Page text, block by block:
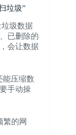
垃圾”
垃圾数据
已删除的
会让数据
能压缩数
手动操
繁的网